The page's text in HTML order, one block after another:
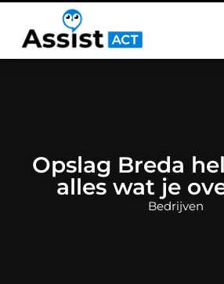
Opslag Breda
alles wat je
Bedrijven